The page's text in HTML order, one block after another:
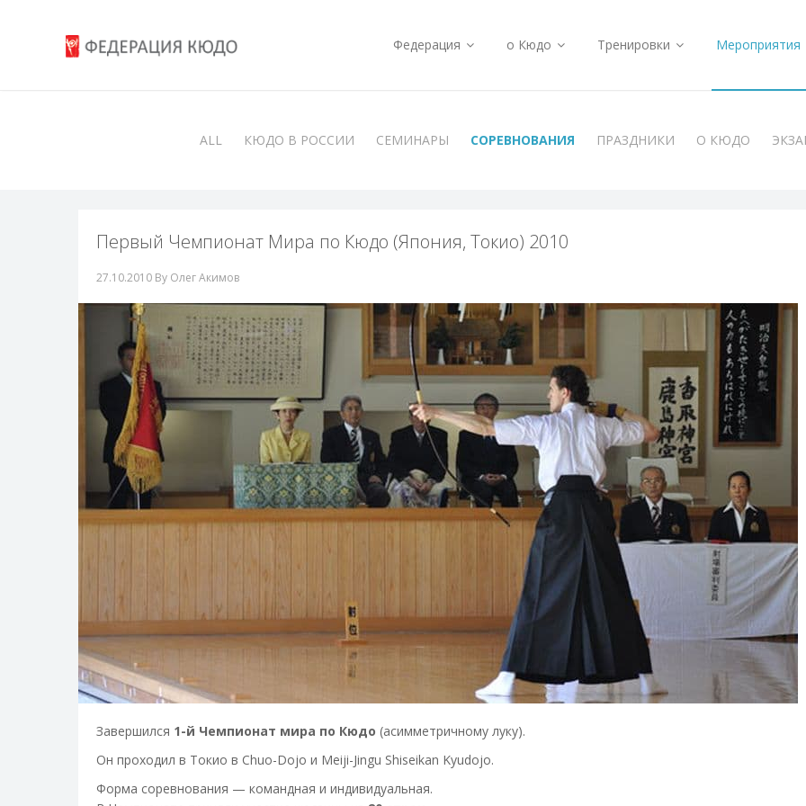
Федерация о Кюдо Тренировки Мероприятия
ALL КЮДО В РОССИИ СЕМИНАРЫ СОРЕВНОВАНИЯ ПРАЗДНИКИ О КЮДО
Первый Чемпионат Мира по Кюдо (Япония, Токио) 2010
27.10.2010 By Олег Акимов
Завершился 1-й Чемпионат мира по Кюдо (асимметричному луку).
Он проходил в Токио в Chuo-Dojo и Meiji-Jingu Shiseikan Kyudojo.
Форма соревнования — командная и индивидуальная.